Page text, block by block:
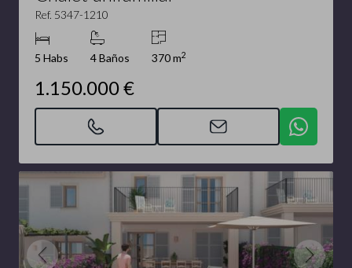
Ref. 5347-1210
5 Habs 4 Baños 370 m2
1.150.000 €